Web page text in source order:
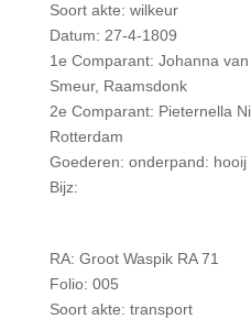
Soort akte: wilkeur
Datum: 27-4-1809
1e Comparant: Johanna
Smeur, Raamsdonk
2e Comparant: Pieternella
Rotterdam
Goederen: onderpand: hooij
Bijz:
RA: Groot Waspik RA 71
Folio: 005
Soort akte: transport